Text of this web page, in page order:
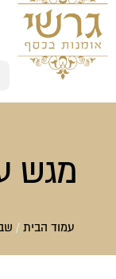
מגש
עמוד הבית/